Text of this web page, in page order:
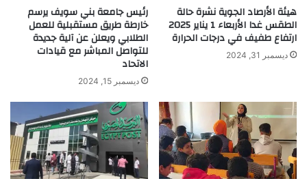
هيئة الأرصاد الجوية نشرة حالة
الطقس غدا الأربعاء 1 يناير 2025
ارتفاع طفيف في درجات الحرارة
ديسمبر 31, 2024
رئيس جامعة بني سويف يرسم
خارطة طريق مستقبلية للعمل
الطلابي ويعلن عن آلية جديدة
للتواصل المباشر مع قيادات
الاتحاد
ديسمبر 15, 2024